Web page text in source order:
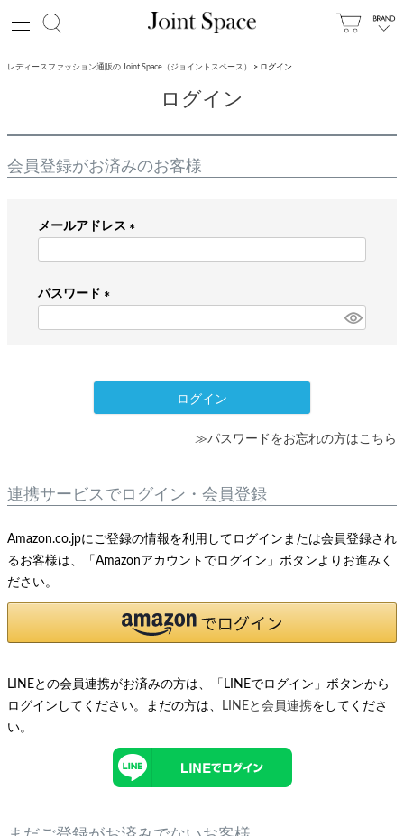
レディースファッション通販の Joint Space（ジョイントスペース） ログイン
ログイン
会員登録がお済みのお客様
メールアドレス
パスワード
ログイン
≫パスワードをお忘れの方はこちら
連携サービスでログイン・会員登録
Amazon.co.jpにご登録の情報を利用してログインまたは会員登録され
るお客様は、「Amazonアカウントでログイン」ボタンよりお進みく
ださい。
LINEとの会員連携がお済みの方は、「LINEでログイン」ボタンから
ログインしてください。まだの方は、
LINEと会員連携をしてくださ
い。